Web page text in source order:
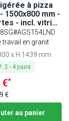
à pizza
1500x800 mm -
- incl. vitrine
- 5x GN 1/3
travail en granit
x H 1439 mm
: 2 - 4 jours
€*
€
au panier